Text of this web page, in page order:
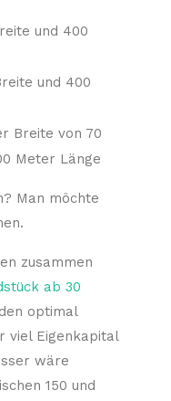
und 400
und 400
Breite von 70
Meter Länge
Man möchte
zusammen
ab 30
optimal
viel Eigenkapital
wäre
150 und